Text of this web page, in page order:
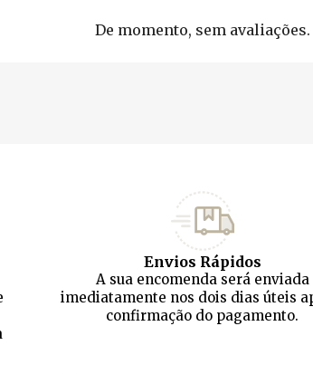
De momento, sem avaliações.
Envios Rápidos
A sua encomenda será enviada
imediatamente nos dois dias úteis
confirmação do pagamento.